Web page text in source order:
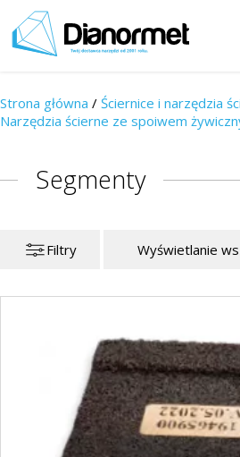
Strona główna / Ściernice i narzędzia
Narzędzia ścierne ze spoiwem
Segmenty
Filtry Wyświetlanie